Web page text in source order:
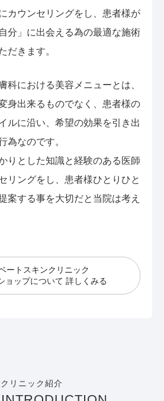
カウンセリングをし、患者様が
分」に出会える為の最適な施術
だきます。
科における美容メニューとは、
身出来るものでなく、患者様の
ルに沿い、希望の効果を引き出
為なのです。
りとした知識と経験のある医師
リングをし、患者様ひとりひと
案する事を大切だと当院は考え
ートスキンクリニック
ョップについて 詳しくみる
クリニック紹介